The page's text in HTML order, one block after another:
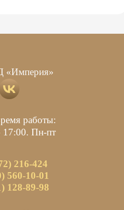
«Империя»
работы:
17:00. Пн-пт
216-424
560-10-01
128-89-98